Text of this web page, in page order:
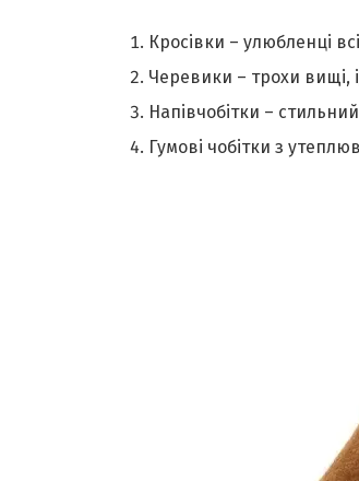
Кросівки – улюбленці
Черевики – трохи вищі,
Напівчобітки –
Гумові чобітки з